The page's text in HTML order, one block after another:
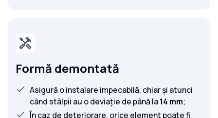
Formă demontată
Asigură o instalare impecabilă, chiar și atunci
când stâlpii au o deviație de până la14 mm;
În caz de deteriorare, orice element poate fi